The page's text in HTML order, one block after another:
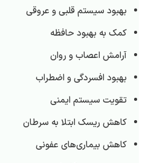
بهبود سیستم قلبی و عروقی
کمک به بهبود حافظه
آرامش اعصاب و روان
بهبود افسردگی و اضطراب
تقویت سیستم ایمنی
کاهش ریسک ابتلا به سرطان
کاهش بیماری‌های عفونی